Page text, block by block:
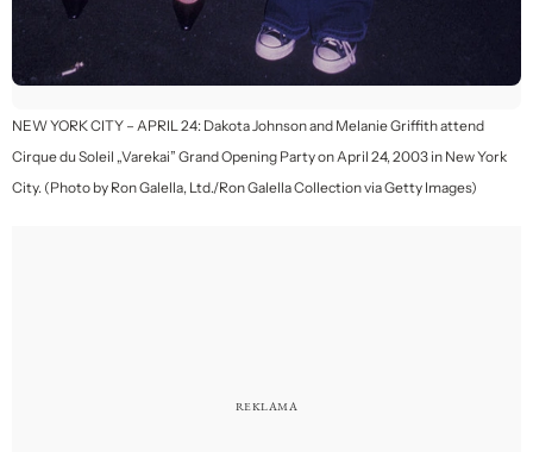
NEW YORK CITY – APRIL 24: Dakota Johnson and Melanie Griffith attend
Cirque du Soleil „Varekai” Grand Opening Party on April 24, 2003 in New York
City. (Photo by Ron Galella, Ltd./Ron Galella Collection via Getty Images)